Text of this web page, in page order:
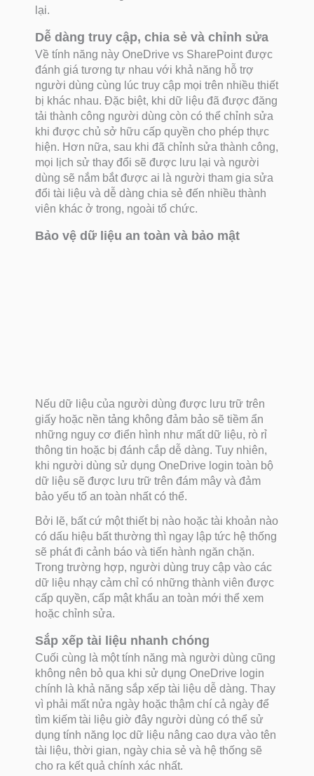
lại.
Dễ dàng truy cập, chia sẻ và chỉnh sửa
Về tính năng này OneDrive vs SharePoint được
đánh giá tương tự nhau với khả năng hỗ trợ
người dùng cùng lúc truy cập mọi trên nhiều thiết
bị khác nhau. Đặc biệt, khi dữ liệu đã được đăng
tải thành công người dùng còn có thể chỉnh sửa
khi được chủ sở hữu cấp quyền cho phép thực
hiện. Hơn nữa, sau khi đã chỉnh sửa thành công,
mọi lịch sử thay đổi sẽ được lưu lại và người
dùng sẽ nắm bắt được ai là người tham gia sửa
đổi tài liệu và dễ dàng chia sẻ đến nhiều thành
viên khác ở trong, ngoài tổ chức.
Bảo vệ dữ liệu an toàn và bảo mật
Nếu dữ liệu của người dùng được lưu trữ trên
giấy hoặc nền tảng không đảm bảo sẽ tiềm ẩn
những nguy cơ điển hình như mất dữ liệu, rò rỉ
thông tin hoặc bị đánh cắp dễ dàng. Tuy nhiên,
khi người dùng sử dụng OneDrive login toàn bộ
dữ liệu sẽ được lưu trữ trên đám mây và đảm
bảo yếu tố an toàn nhất có thể.
Bởi lẽ, bất cứ một thiết bị nào hoặc tài khoản nào
có dấu hiệu bất thường thì ngay lập tức hệ thống
sẽ phát đi cảnh báo và tiến hành ngăn chặn.
Trong trường hợp, người dùng truy cập vào các
dữ liệu nhạy cảm chỉ có những thành viên được
cấp quyền, cấp mật khẩu an toàn mới thể xem
hoặc chỉnh sửa.
Sắp xếp tài liệu nhanh chóng
Cuối cùng là một tính năng mà người dùng cũng
không nên bỏ qua khi sử dụng OneDrive login
chính là khả năng sắp xếp tài liệu dễ dàng. Thay
vì phải mất nửa ngày hoặc thậm chí cả ngày để
tìm kiếm tài liệu giờ đây người dùng có thể sử
dụng tính năng lọc dữ liệu nâng cao dựa vào tên
tài liệu, thời gian, ngày chia sẻ và hệ thống sẽ
cho ra kết quả chính xác nhất.